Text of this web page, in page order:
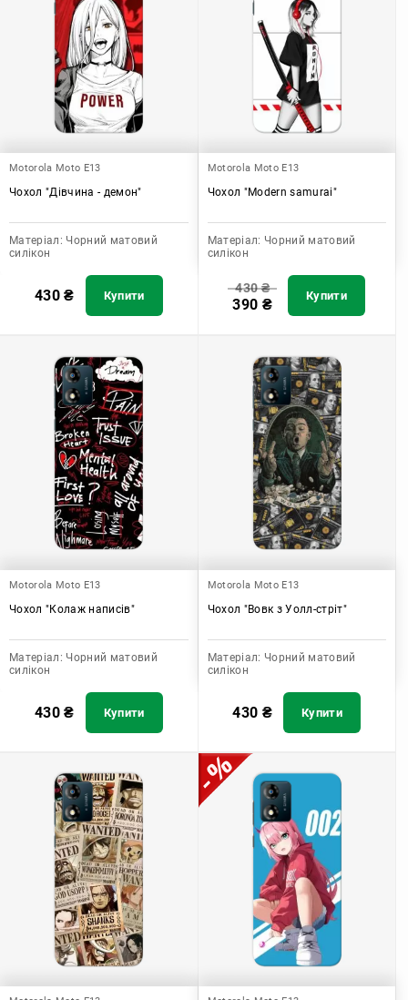
Motorola Moto E13
Чохол "Дівчина - демон"
Матеріал: Чорний матовий
силікон
430₴ Купити
Motorola Moto E13
Чохол "Modern samurai"
Матеріал: Чорний матовий
силікон
430₴
390 ₴ Купити
Motorola Moto E13
Чохол "Колаж написів"
Матеріал: Чорний матовий
силікон
430₴ Купити
Motorola Moto E13
Чохол "Вовк з Уолл-стріт"
Матеріал: Чорний матовий
силікон
430 ₴ Купити